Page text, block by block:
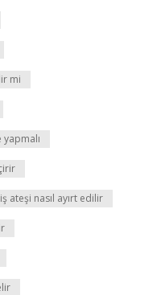
mi
yapmalı
ateşi nasıl ayırt edilir